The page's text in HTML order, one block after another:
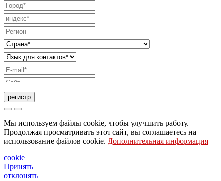
Запрос на отправку каталога
Запрос, чтобы с вами связался ваш торговый
представитель
Запрос на поддержку или дизайн освещения
Запрос на вебинар или обучение по продуктам
регистр
Мы используем файлы cookie, чтобы улучшить работу.
Продолжая просматривать этот сайт, вы соглашаетесь на
использование файлов cookie. Дополнительная информация
cookie
Принять
отклонять